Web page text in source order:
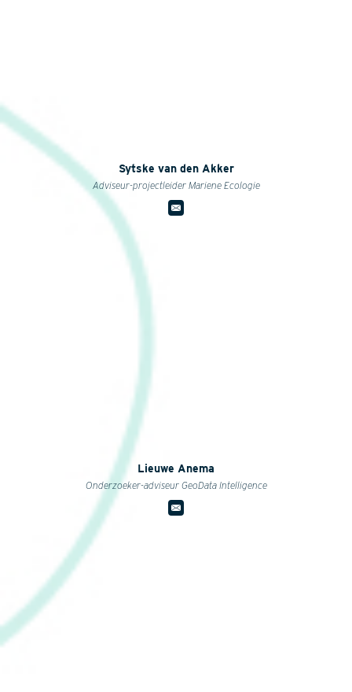
Sytske van den Akker
Adviseur-projectleider Mariene Ecologie
Lieuwe Anema
Onderzoeker-adviseur GeoData Intelligence